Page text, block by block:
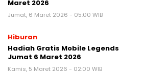
Maret 2026
Jumat, 6 Maret 2026 - 05:00 WIB
Hiburan
Hadiah Gratis Mobile Legends
Jumat 6 Maret 2026
Kamis, 5 Maret 2026 - 02:00 WIB